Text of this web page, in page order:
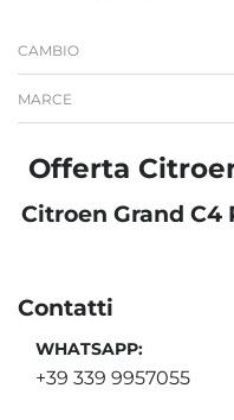
CAMBIO
MARCE
Offerta
Citroen Grand C4
Contatti
WHATSAPP:
+39 339 9957055